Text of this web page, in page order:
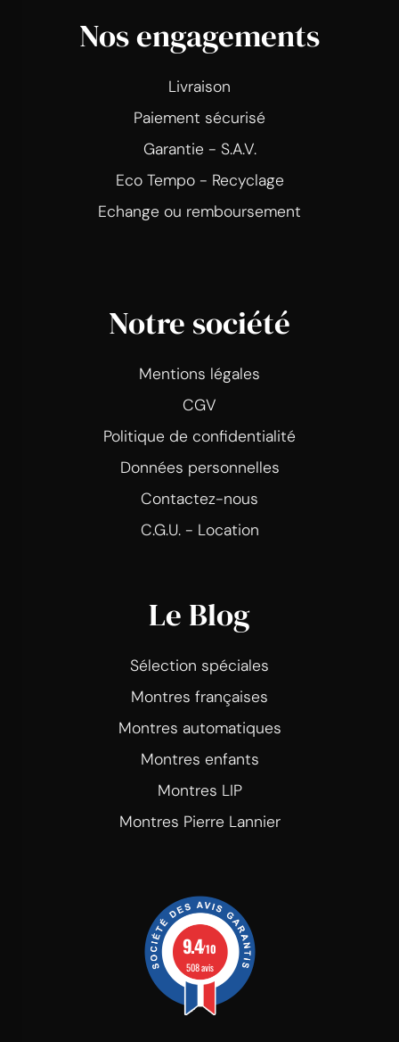
Nos engagements
Livraison
Paiement sécurisé
Garantie - S.A.V.
Eco Tempo - Recyclage
Echange ou remboursement
Notre société
Mentions légales
CGV
Politique de confidentialité
Données personnelles
Contactez-nous
C.G.U. - Location
Le Blog
Sélection spéciales
Montres françaises
Montres automatiques
Montres enfants
Montres LIP
Montres Pierre Lannier
9.4/10
508 avis